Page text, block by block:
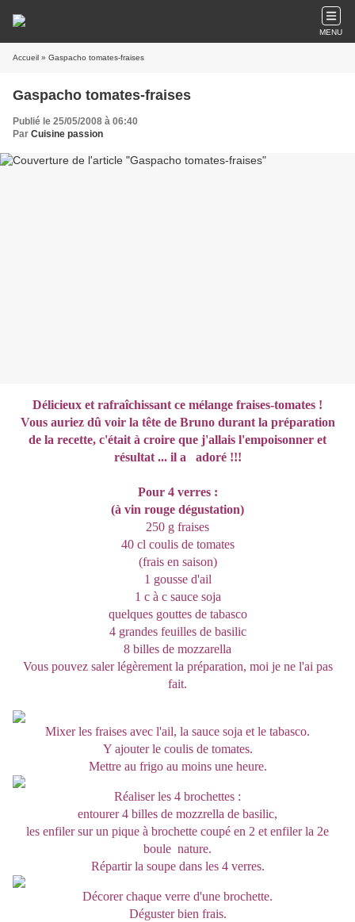
MENU
Accueil » Gaspacho tomates-fraises
Gaspacho tomates-fraises
Publié le 25/05/2008 à 06:40
Par Cuisine passion
Délicieux et rafraîchissant ce mélange fraises-tomates !
Vous auriez dû voir la tête de Bruno durant la préparation
de la recette, c'était à croire que j'allais l'empoisonner et
résultat ... il a adoré !!!
Pour 4 verres :
(à vin rouge dégustation)
250 g fraises
40 cl coulis de tomates
(frais en saison)
1 gousse d'ail
1 c à c sauce soja
quelques gouttes de tabasco
4 grandes feuilles de basilic
8 billes de mozzarella
Vous pouvez saler légèrement la préparation, moi je ne l'ai pas
fait.
Mixer les fraises avec l'ail, la sauce soja et le tabasco.
Y ajouter le coulis de tomates.
Mettre au frigo au moins une heure.
Réaliser les 4 brochettes :
entourer 4 billes de mozzrella de basilic,
les enfiler sur un pique à brochette coupé en 2 et enfiler la 2e
boule nature.
Répartir la soupe dans les 4 verres.
Décorer chaque verre d'une brochette.
Déguster bien frais.